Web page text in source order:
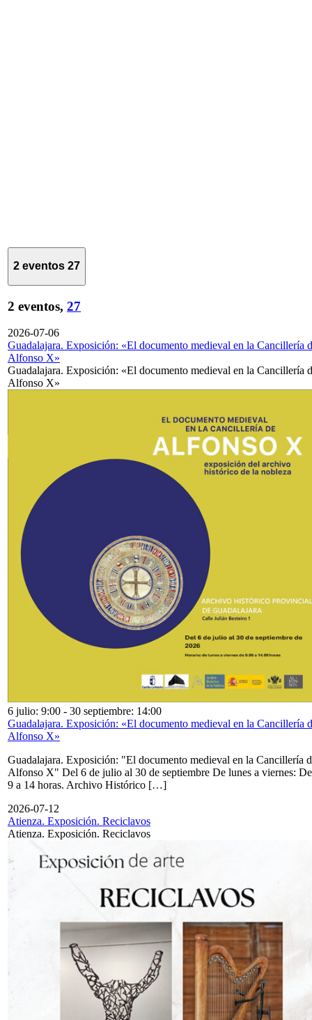
2 eventos 27
2 eventos, 27
2026-07-06
Guadalajara. Exposición: «El documento medieval en la Cancillería
Alfonso X»
Guadalajara. Exposición: «El documento medieval en la Cancillería
Alfonso X»
6 julio: 9:00 - 30 septiembre: 14:00
Guadalajara. Exposición: «El documento medieval en la Cancillería
Alfonso X»
Guadalajara. Exposición: "El documento medieval en la Cancillería
Alfonso X" Del 6 de julio al 30 de septiembre De lunes a viernes: De
9 a 14 horas. Archivo Histórico […]
2026-07-12
Atienza. Exposición. Reciclavos
Atienza. Exposición. Reciclavos